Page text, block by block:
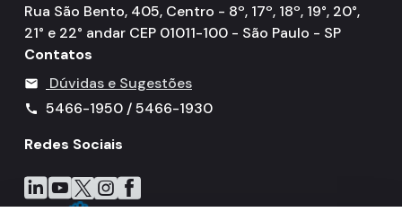
Rua São Bento, 405, Centro - 8º, 17º, 18º, 19°, 20°,
21° e 22° andar CEP 01011-100 - São Paulo - SP
Contatos
mail Dúvidas e Sugestões
call
5466-1950 / 5466-1930
Redes Sociais
Icone do LinkedIn
Icone do YouTube
Icone do X
Icone do Instagram
Icone do Facebook